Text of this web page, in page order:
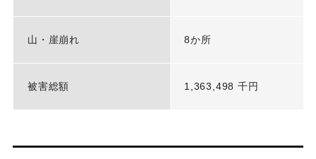
山・崖崩れ 8か所
被害総額 1,363,498 千円